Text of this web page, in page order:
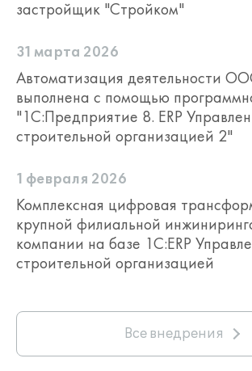
Возможности решения
работ, договорную
строительства.
Решение объединяет
строительной организацией
позволяет увязать
фактические и финансовые
данные по объектам
строительства.
застройщик "Стройком"
31 марта 2026
Автоматизация деятельности
выполнена с помощью
"1С:Предприятие 8. ERP
строительной организацией 2"
1 февраля 2026
Комплексная цифровая
крупной филиальной
компании на базе 1С:ERP
строительной организацией
Все внедрения